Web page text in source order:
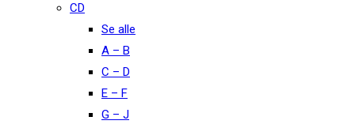
CD
Se alle
A – B
C – D
E – F
G – J